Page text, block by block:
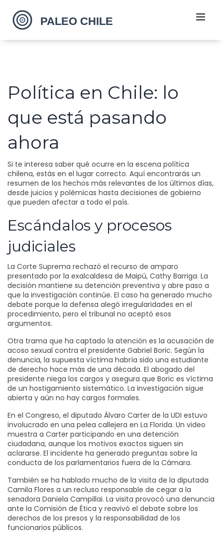
Política en Chile: lo
que está pasando
ahora
Si te interesa saber qué ocurre en la escena política
chilena, estás en el lugar correcto. Aquí encontrarás un
resumen de los hechos más relevantes de los últimos días,
desde juicios y polémicas hasta decisiones de gobierno
que pueden afectar a todo el país.
Escándalos y procesos
judiciales
La Corte Suprema rechazó el recurso de amparo
presentado por la exalcaldesa de Maipú, Cathy Barriga. La
decisión mantiene su detención preventiva y abre paso a
que la investigación continúe. El caso ha generado mucho
debate porque la defensa alegó irregularidades en el
procedimiento, pero el tribunal no aceptó esos
argumentos.
Otra trama que ha captado la atención es la acusación de
acoso sexual contra el presidente Gabriel Boric. Según la
denuncia, la supuesta víctima habría sido una estudiante
de derecho hace más de una década. El abogado del
presidente niega los cargos y asegura que Boric es víctima
de un hostigamiento sistemático. La investigación sigue
abierta y aún no hay cargos formales.
En el Congreso, el diputado Álvaro Carter de la UDI estuvo
involucrado en una pelea callejera en La Florida. Un video
muestra a Carter participando en una detención
ciudadana, aunque los motivos exactos siguen sin
aclararse. El incidente ha generado preguntas sobre la
conducta de los parlamentarios fuera de la Cámara.
También se ha hablado mucho de la visita de la diputada
Camila Flores a un recluso responsable de cegar a la
senadora Daniela Campillai. La visita provocó una denuncia
ante la Comisión de Ética y reavivó el debate sobre los
derechos de los presos y la responsabilidad de los
funcionarios públicos.